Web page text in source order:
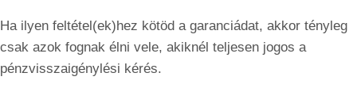
Ha ilyen feltétel(ek)hez kötöd a garanciádat, akkor tényleg
csak azok fognak élni vele, akiknél teljesen jogos a
pénzvisszaigénylési kérés.